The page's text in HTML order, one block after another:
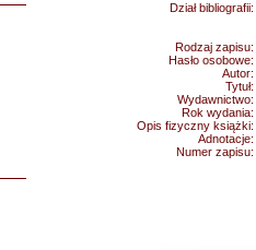
Dział bibliografii:
Rodzaj zapisu:
Hasło osobowe:
Autor:
Tytuł:
Wydawnictwo:
Rok wydania:
Opis fizyczny książki:
Adnotacje:
Numer zapisu: